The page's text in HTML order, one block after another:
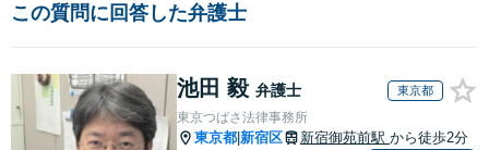
この質問に回答した弁護士
池田 毅 弁護士 東京都
東京つばさ法律事務所
東京都 新宿区 新宿御苑前駅 から徒歩2分